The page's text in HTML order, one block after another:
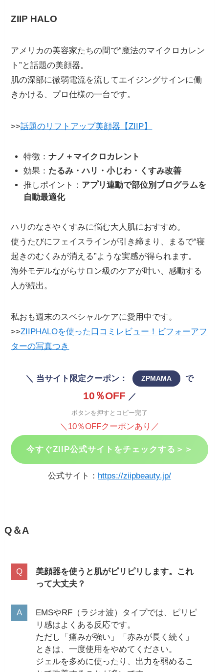
ZIIP HALO
アメリカの美容家たちの間で“魔法のマイクロカレン
ト”と話題の美顔器。
肌の深部に微弱電流を流してエイジングサインに働
きかける、プロ仕様の一台です。
>>話題のリフトアップ美顔器【ZIIP】
特徴： ナノ＋マイクロカレント
効果： たるみ・ハリ・小じわ・くすみ改善
推しポイント： アプリ連動で部位別プログラムを
自動最適化
ハリのなさやくすみに悩む大人肌におすすめ。
使うたびにフェイスラインが引き締まり、まるで“寝
起きのむくみが消える”ような実感が得られます。
海外モデルながらサロン級のケアが叶い、感動する
人が続出。
私おも週末のスペシャルケアに愛用中です。
>>ZIIPHALOを使った口コミレビュー！ビフォーアフ
ターの写真つき
＼ 当サイト限定クーポン： ZPMAMA で
10％OFF ／
ボタンを押すとコピー完了
＼10％OFFクーポンあり／
今すぐZIIP公式サイトをチェックする＞＞
公式サイト： https://ziipbeauty.jp/
Q＆A
美顔器を使うと肌がピリピリします。これ
って大丈夫？
EMSやRF（ラジオ波）タイプでは、ピリピ
リ感はよくある反応です。
ただし「痛みが強い」「赤みが長く続く」
ときは、一度使用をやめてください。
ジェルを多めに使ったり、出力を弱めるこ